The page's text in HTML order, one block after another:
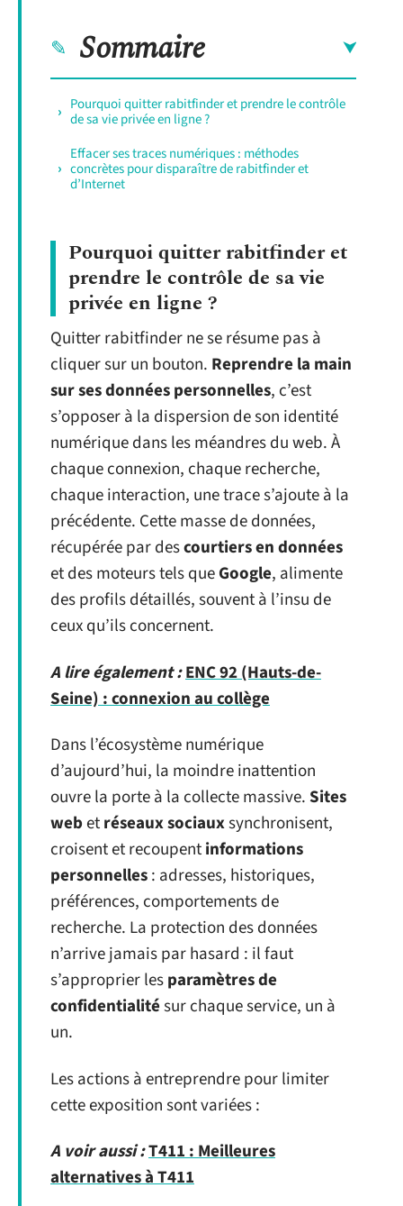
Sommaire
Pourquoi quitter rabitfinder et prendre le contrôle
de sa vie privée en ligne ?
Effacer ses traces numériques : méthodes
concrètes pour disparaître de rabitfinder et
d’Internet
Pourquoi quitter rabitfinder et
prendre le contrôle de sa vie
privée en ligne ?
Quitter rabitfinder ne se résume pas à
cliquer sur un bouton. Reprendre la main
sur ses données personnelles, c’est
s’opposer à la dispersion de son identité
numérique dans les méandres du web. À
chaque connexion, chaque recherche,
chaque interaction, une trace s’ajoute à la
précédente. Cette masse de données,
récupérée par descourtiers en données
et des moteurs tels queGoogle, alimente
des profils détaillés, souvent à l’insu de
ceux qu’ils concernent.
A lire également :ENC 92 (Hauts-de-
Seine) : connexion au collège
Dans l’écosystème numérique
d’aujourd’hui, la moindre inattention
ouvre la porte à la collecte massive.Sites
webetréseaux sociauxsynchronisent,
croisent et recoupentinformations
personnelles: adresses, historiques,
préférences, comportements de
recherche. La protection des données
n’arrive jamais par hasard : il faut
s’approprier lesparamètres de
confidentialitésur chaque service, un à
un.
Les actions à entreprendre pour limiter
cette exposition sont variées :
A voir aussi :T411 : Meilleures
alternatives à T411